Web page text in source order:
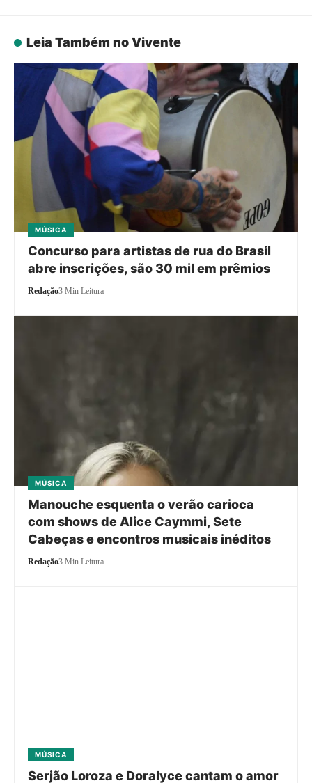
Leia Também no Vivente
MÚSICA
Concurso para artistas de rua do Brasil
abre inscrições, são 30 mil em prêmios
Redação3 Min Leitura
MÚSICA
Manouche esquenta o verão carioca
com shows de Alice Caymmi, Sete
Cabeças e encontros musicais inéditos
Redação3 Min Leitura
MÚSICA
Serjão Loroza e Doralyce cantam o amor